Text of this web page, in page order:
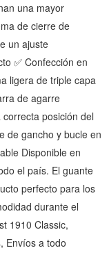
una mayor
de cierre de
un ajuste
✅ Confección en
ligera de triple capa
de agarre
posición del
de gancho y bucle en
Disponible en
el país. El guante
perfecto para los
durante el
1910 Classic,
Envíos a todo